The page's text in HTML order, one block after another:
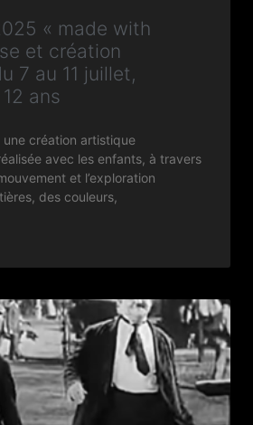
« made with
et création
7 au 11 juillet,
ans
création artistique
avec les enfants, à travers
et l’exploration
des couleurs,